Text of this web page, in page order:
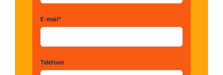
E-mail*
Telefoon